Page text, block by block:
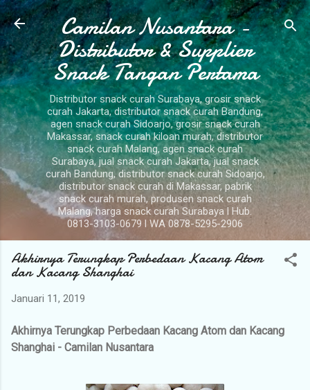
Langsung ke konten utama
Camilan Nusantara -
Distributor & Supplier
Snack Tangan Pertama
Distributor snack curah Surabaya, grosir snack
curah Jakarta, distributor snack curah Bandung,
agen snack curah Sidoarjo, grosir snack curah
Makassar, snack curah kiloan murah, distributor
snack curah Malang, agen snack curah
Surabaya, jual snack curah Jakarta, jual snack
curah Bandung, distributor snack curah Sidoarjo,
distributor snack curah di Makassar, pabrik
snack curah murah, produsen snack curah
Malang, harga snack curah Surabaya l Hub.
0813-3103-0679 l WA 0878-5295-2906
Akhirnya Terungkap Perbedaan Kacang Atom
dan Kacang Shanghai
Januari 11, 2019
Akhirnya Terungkap Perbedaan Kacang Atom dan Kacang
Shanghai - Camilan Nusantara